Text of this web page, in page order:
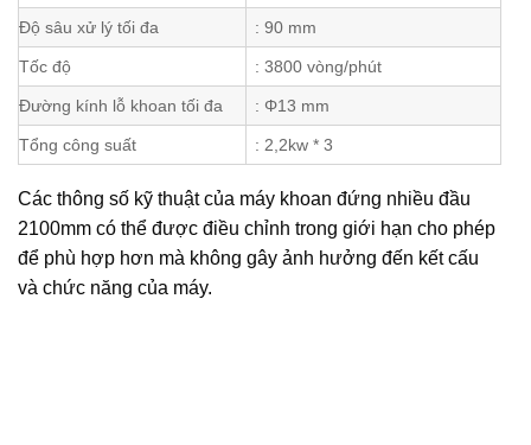
Độ sâu xử lý tối đa : 90 mm
Tốc độ : 3800 vòng/phút
Đường kính lỗ khoan tối đa : Φ13 mm
Tổng công suất : 2,2kw * 3
Các thông số kỹ thuật của máy khoan đứng nhiều đầu
2100mm có thể được điều chỉnh trong giới hạn cho phép
để phù hợp hơn mà không gây ảnh hưởng đến kết cấu
và chức năng của máy.